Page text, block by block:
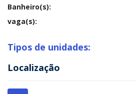
Banheiro(s):
vaga(s):
Tipos de unidades:
Localização